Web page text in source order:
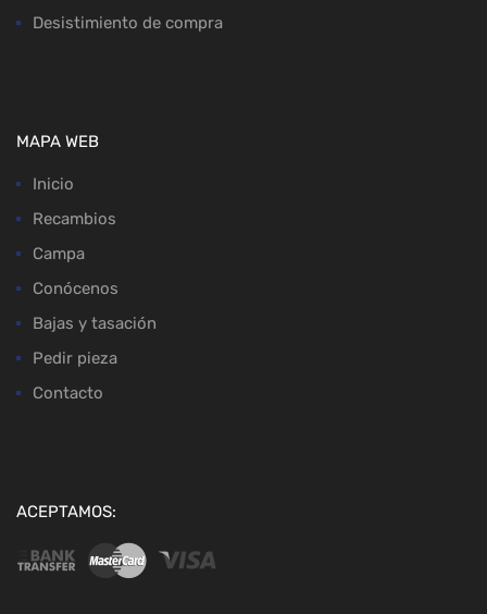
Desistimiento de compra
MAPA WEB
Inicio
Recambios
Campa
Conócenos
Bajas y tasación
Pedir pieza
Contacto
ACEPTAMOS: